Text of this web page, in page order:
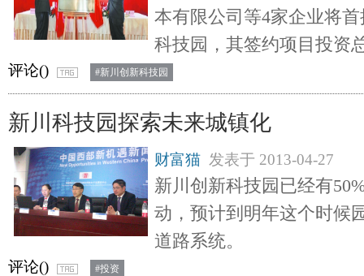
本有限公司等4家企业将
科技园，其签约项目投资
评论() #新川创新科技园
新川科技园探索未来城镇化
财富猫 发表于 2013-04-27
新川创新科技园已经有
动，预计到明年这个时候
道路系统。
评论() #投资